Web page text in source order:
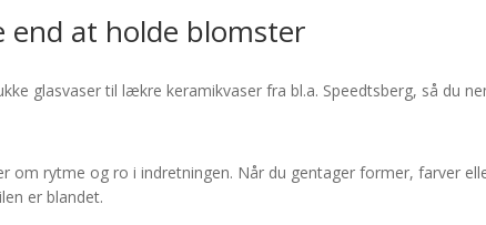
end at holde blomster
glasvaser til lækre keramikvaser fra bl.a. Speedtsberg, så du
om rytme og ro i indretningen. Når du gentager former, farver
er blandet.